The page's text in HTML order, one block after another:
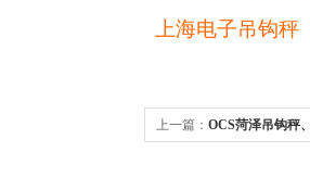
上海电子吊钩秤
上一篇： OCS菏泽吊钩秤